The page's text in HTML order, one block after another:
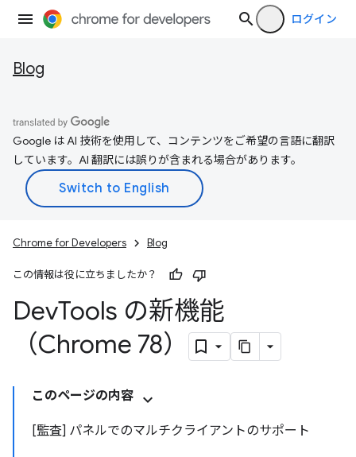
ログイン
Blog
Google は AI 技術を使用して、コンテンツをご希望の言語に翻訳
しています。AI 翻訳には誤りが含まれる場合があります。
Chrome for Developers Blog
この情報は役に立ちましたか？
DevTools の新機能
（Chrome 78）
このページの内容
[監査] パネルでのマルチクライアントのサポート